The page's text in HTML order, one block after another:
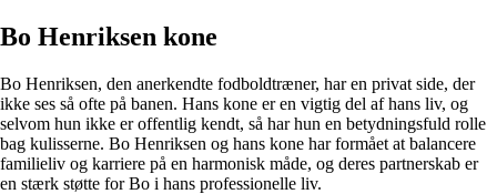
Bo Henriksen kone
Bo Henriksen, den anerkendte fodboldtræner, har en privat side, der
ikke ses så ofte på banen. Hans kone er en vigtig del af hans liv, og
selvom hun ikke er offentlig kendt, så har hun en betydningsfuld rolle
bag kulisserne. Bo Henriksen og hans kone har formået at balancere
familieliv og karriere på en harmonisk måde, og deres partnerskab er
en stærk støtte for Bo i hans professionelle liv.